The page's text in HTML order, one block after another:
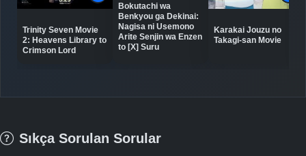
Trinity Seven Movie
2: Heavens Library to
Crimson Lord
Bokutachi wa
Benkyou ga Dekinai:
Nagisa ni Usemono
Arite Senjin wa Enzen
to [X] Suru
Karakai Jouzu no
Takagi-san Movie
Sıkça Sorulan Sorular